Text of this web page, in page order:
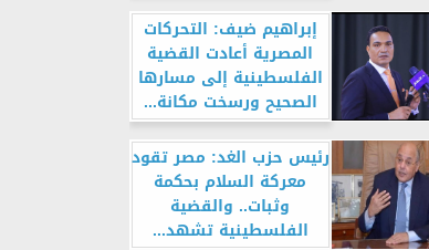
إبراهيم ضيف: التحركات
المصرية أعادت القضية
الفلسطينية إلى مسارها
الصحيح ورسخت مكانة...
رئيس حزب الغد: مصر تقود
معركة السلام بحكمة
وثبات.. والقضية
الفلسطينية تشهد...